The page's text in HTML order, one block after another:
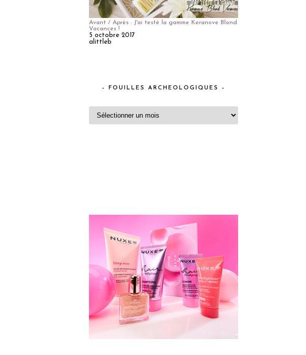
Avant / Après : J'ai testé la gamme Keranove Blond
Vacances !
5 octobre 2017
alittleb
– FOUILLES ARCHEOLOGIQUES –